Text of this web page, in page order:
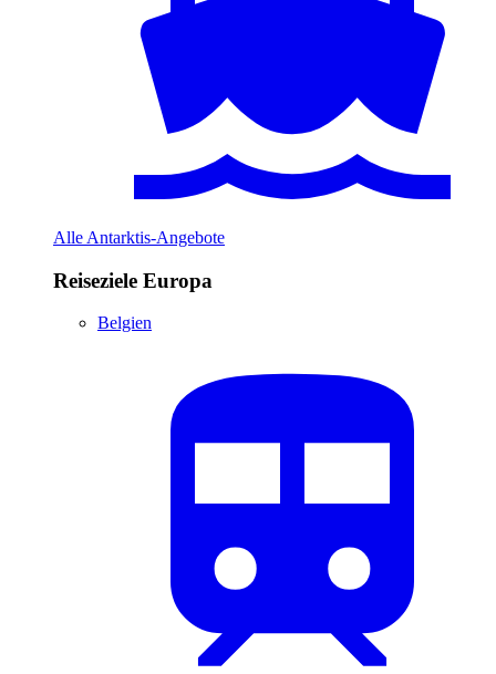
Alle Antarktis-Angebote
Reiseziele Europa
Belgien